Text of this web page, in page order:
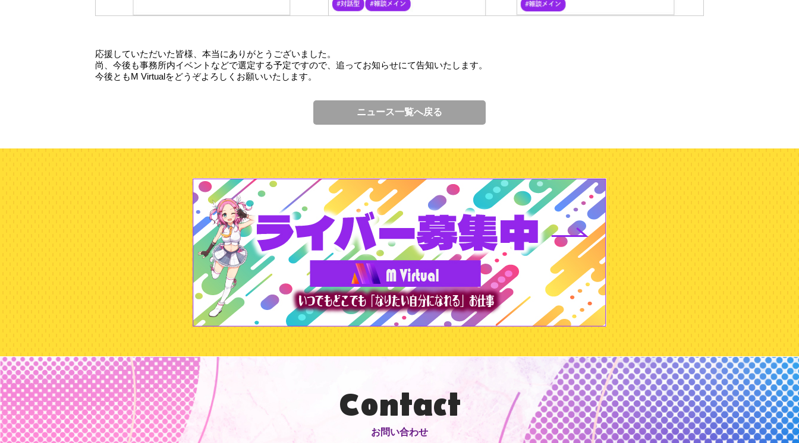
応援していただいた皆様、本当にありがとうございました。
尚、今後も事務所内イベントなどで選定する予定ですので、追ってお知らせにて告知いたします。
今後ともM Virtualをどうぞよろしくお願いいたします。
ニュース一覧へ戻る
Contact
お問い合わせ